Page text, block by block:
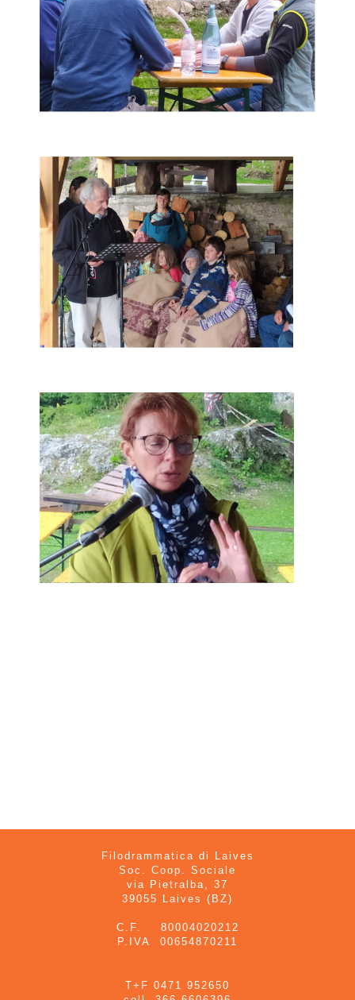
Filodrammatica di Laives
Soc. Coop. Sociale
via Pietralba, 37
39055 Laives (BZ)
C.F. 80004020212
P.IVA 00654870211
T+F 0471 952650